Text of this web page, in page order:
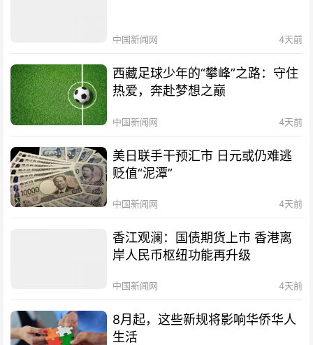
中国新闻网 4天前
西藏足球少年的“攀峰”之路：守住
热爱，奔赴梦想之巅
中国新闻网 4天前
美日联手干预汇市 日元或仍难逃
贬值“泥潭”
中国新闻网 4天前
香江观澜：国债期货上市 香港离
岸人民币枢纽功能再升级
中国新闻网 4天前
8月起，这些新规将影响华侨华人
生活